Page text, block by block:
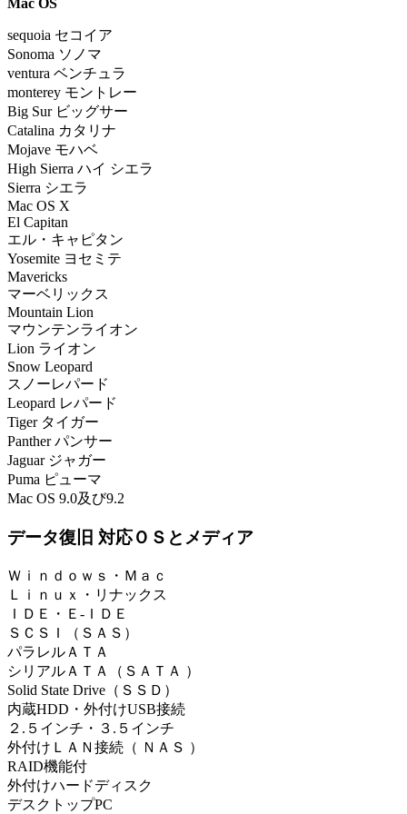
Mac OS
sequoia セコイア
Sonoma ソノマ
ventura ベンチュラ
monterey モントレー
Big Sur ビッグサー
Catalina カタリナ
Mojave モハベ
High Sierra ハイ シエラ
Sierra シエラ
Mac OS X
El Capitan
エル・キャピタン
Yosemite ヨセミテ
Mavericks
マーベリックス
Mountain Lion
マウンテンライオン
Lion ライオン
Snow Leopard
スノーレパード
Leopard レパード
Tiger タイガー
Panther パンサー
Jaguar ジャガー
Puma ピューマ
Mac OS 9.0及び9.2
データ復旧 対応ＯＳとメディア
Ｗｉｎｄｏｗｓ・Ｍａｃ
Ｌｉｎｕｘ・リナックス
ＩＤＥ・Ｅ-ＩＤＥ
ＳＣＳＩ（ＳＡＳ）
パラレルＡＴＡ
シリアルＡＴＡ（ＳＡＴＡ ）
Solid State Drive（ＳＳＤ）
内蔵HDD・外付けUSB接続
２.５インチ・３.５インチ
外付けＬＡＮ接続（ ＮＡＳ ）
RAID機能付
外付けハードディスク
デスクトップPC